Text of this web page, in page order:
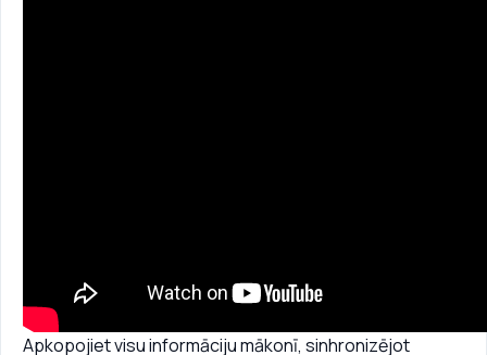
Apkopojiet visu informāciju mākonī, sinhronizējot